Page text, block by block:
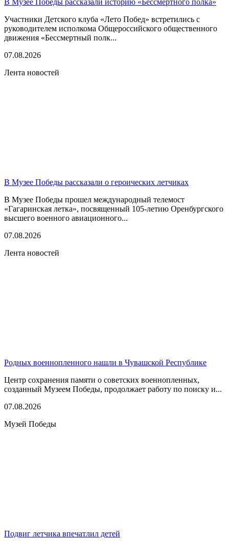
Участники Детского клуба «Лето Побед» встретились с
руководителем исполкома Общероссийского общественного
движения «Бессмертный полк...
07.08.2026
Лента новостей
В Музее Победы рассказали о героических летчиках
В Музее Победы прошел международный телемост
«Гагаринская летка», посвященный 105-летию Оренбургского
высшего военного авиационного...
07.08.2026
Лента новостей
Родных военнопленного нашли в Чувашской Республике
Центр сохранения памяти о советских военнопленных,
созданный Музеем Победы, продолжает работу по поиску и...
07.08.2026
Музей Победы
Подвиг летчика впечатлил детей